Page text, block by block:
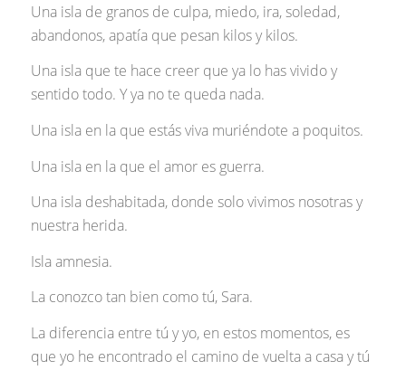
Una isla de granos de culpa, miedo, ira, soledad,
abandonos, apatía que pesan kilos y kilos.
Una isla que te hace creer que ya lo has vivido y
sentido todo. Y ya no te queda nada.
Una isla en la que estás viva muriéndote a poquitos.
Una isla en la que el amor es guerra.
Una isla deshabitada, donde solo vivimos nosotras y
nuestra herida.
Isla amnesia.
La conozco tan bien como tú, Sara.
La diferencia entre tú y yo, en estos momentos, es
que yo he encontrado el camino de vuelta a casa y tú